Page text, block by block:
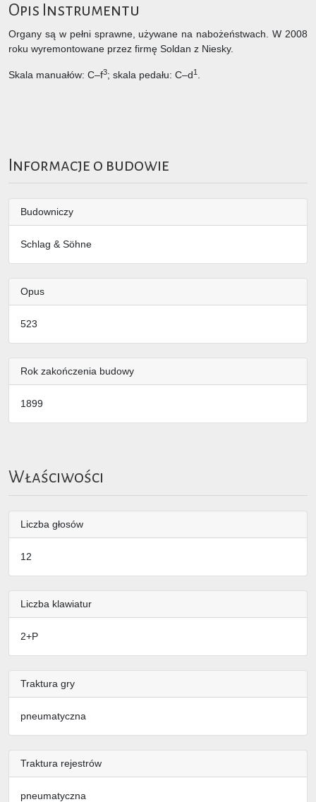
Opis Instrumentu
Organy są w pełni sprawne, używane na nabożeństwach. W 2008
roku wyremontowane przez firmę Soldan z Niesky.
Skala manuałów: C–f3; skala pedału: C–d1
Informacje o budowie
Budowniczy
Schlag & Söhne
Opus
523
Rok zakończenia budowy
1899
Właściwości
Liczba głosów
12
Liczba klawiatur
2+P
Traktura gry
pneumatyczna
Traktura rejestrów
pneumatyczna